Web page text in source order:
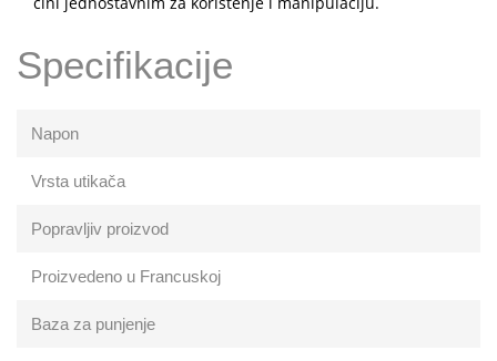
Specifikacije
Napon
Vrsta utikača
Popravljiv proizvod
Proizvedeno u Francuskoj
Baza za punjenje